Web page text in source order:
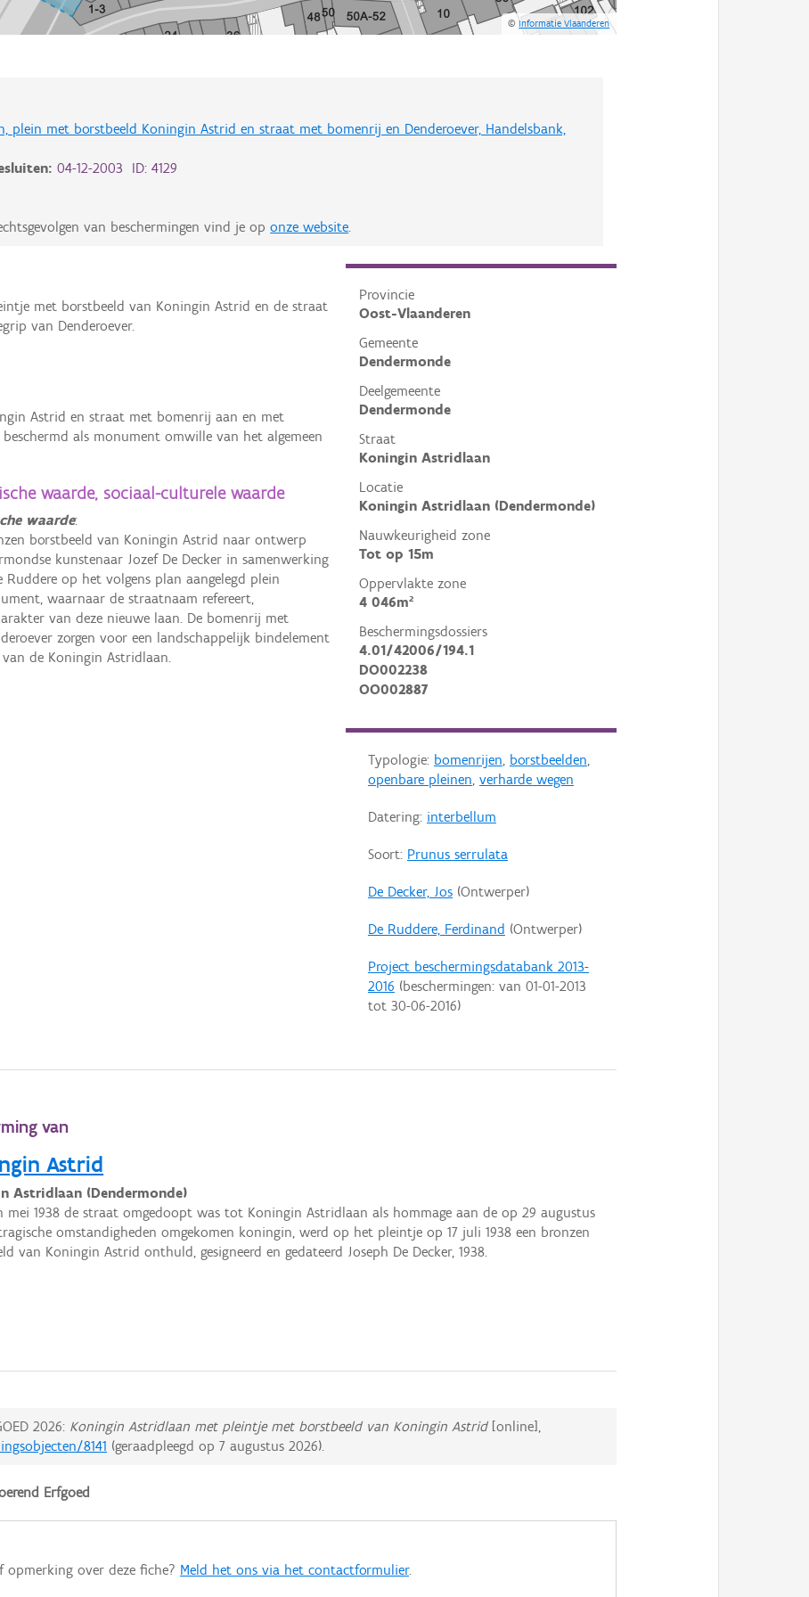
©Informatie Vlaanderen
plein met borstbeeld Koningin Astrid en straat met bomenrij en Denderoever, Handelsbank,
04-12-2003 ID: 4129
van beschermingen vind je oponze website.
Provincie
Oost-Vlaanderen
Gemeente
Dendermonde
Deelgemeente
Dendermonde
Straat
Koningin Astridlaan
Locatie
Koningin Astridlaan (Dendermonde)
Nauwkeurigheid zone
Tot op 15m
Oppervlakte zone
4 046m²
Beschermingsdossiers
4.01/42006/194.1
DO002238
OO002887
Typologie: bomenrijen, borstbeelden,
openbare pleinen, verharde wegen
Datering: interbellum
Soort: Prunus serrulata
De Decker, Jos(Ontwerper)
De Ruddere, Ferdinand (Ontwerper)
Project beschermingsdatabank 2013-
2016 (beschermingen: van 01-01-2013
tot 30-06-2016)
met borstbeeld van Koningin Astrid en de straat
van Denderoever.
Astrid en straat met bomenrij aan en met
als monument omwille van het algemeen
waarde, sociaal-culturele waarde
waarde:
borstbeeld van Koningin Astrid naar ontwerp
kunstenaar Jozef De Decker in samenwerking
op het volgens plan aangelegd plein
waarnaar de straatnaam refereert,
van deze nieuwe laan. De bomenrij met
zorgen voor een landschappelijk bindelement
de Koningin Astridlaan.
van
Astrid
Astridlaan (Dendermonde)
mei 1938 de straat omgedoopt was tot Koningin Astridlaan als hommage aan de op 29 augustus
omstandigheden omgekomen koningin, werd op het pleintje op 17 juli 1938 een bronzen
van Koningin Astrid onthuld, gesigneerd en gedateerd Joseph De Decker, 1938.
2026: Koningin Astridlaan met pleintje met borstbeeld van Koningin Astrid[online],
8141 (geraadpleegd op7 augustus 2026).
Erfgoed
opmerking over deze fiche? Meld het ons via het contactformulier.